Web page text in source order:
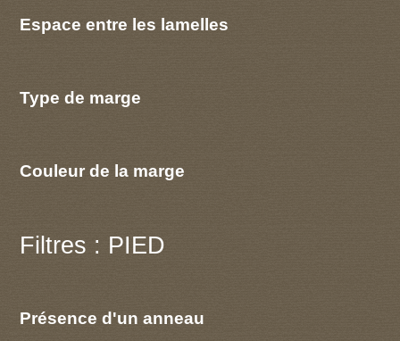
Espace entre les lamelles
Type de marge
Couleur de la marge
Filtres : PIED
Présence d'un anneau